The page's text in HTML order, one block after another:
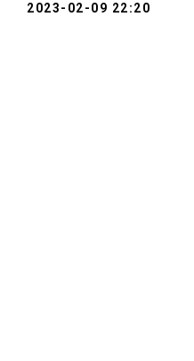
2023-02-09 22:20